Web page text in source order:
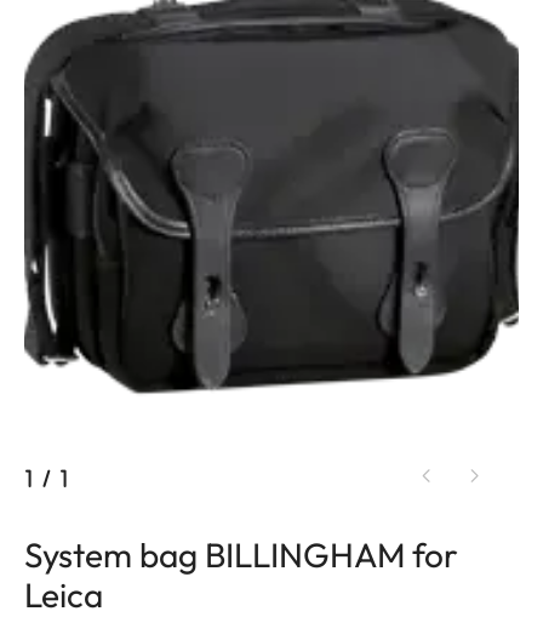
1 / 1
System bag BILLINGHAM for
Leica